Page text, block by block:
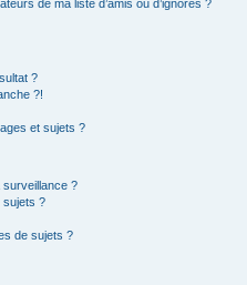
de ma liste d’amis ou d’ignorés ?
?
?!
et sujets ?
surveillance ?
sujets ?
de sujets ?